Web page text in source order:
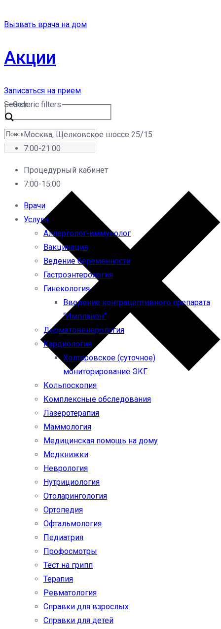
Вызвать врача на дом
Акции
Записаться на прием
Search
Generic filters
Москва, Щелковское шоссе 25/15
7:00-21:00
Процедурный кабинет
7:00-15:00
Врачи
Услуги
Аллерголог-иммунолог
Вакцинация
Ведение беременности
Гастроэнтерология
Гинекология
Введение контрацептивного препарата
“Импланон”
Дерматовенерология
Кардиология
Холтеровское (суточное)
мониторирование ЭКГ
Кольпоскопия
Комплексные обследования
Лазеротерапия
Маммология
Медицинская помощь на дому
Медкнижки
Неврология
Нутрициология
Отоларингология
Ортопедия
Офтальмология
Педиатрия
Профосмотры
Тест на грипп
Терапия
Ревматология
Справки для взрослых
Справки для детей